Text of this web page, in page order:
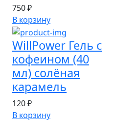
750 ₽
В корзину
WillPower Гель с
кофеином (40
мл) солёная
карамель
120 ₽
В корзину